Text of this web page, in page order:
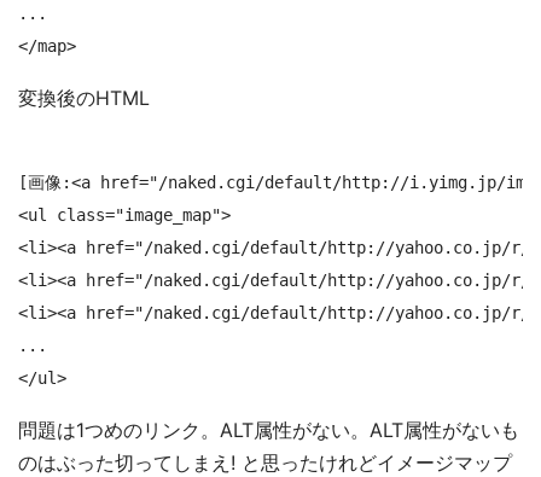
...
</map>
変換後のHTML
[画像:<a href="/naked.cgi/default/http://i.yimg.jp/
<ul class="image_map">
<li><a href="/naked.cgi/default/http://yahoo.co.jp/
<li><a href="/naked.cgi/default/http://yahoo.co.jp/r/
<li><a href="/naked.cgi/default/http://yahoo.co.jp/r/
...
</ul>
問題は1つめのリンク。ALT属性がない。ALT属性がないも
のはぶった切ってしまえ! と思ったけれどイメージマップ